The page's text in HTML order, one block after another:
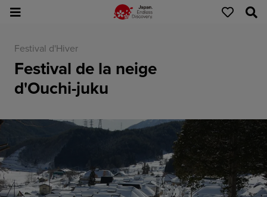
Festival d'Hiver
Festival de la neige
d'Ouchi-juku